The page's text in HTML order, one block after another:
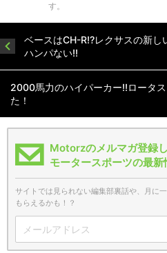
す。
ベースはCH-R!?レクサスの新
ハンパない!!
2000馬力のハイパーカー!!ロータ
た！
Motorzのメルマガ登録
モータースポーツの最新
サイトでは見られない編集部裏話や、月に
もらえるかも！？